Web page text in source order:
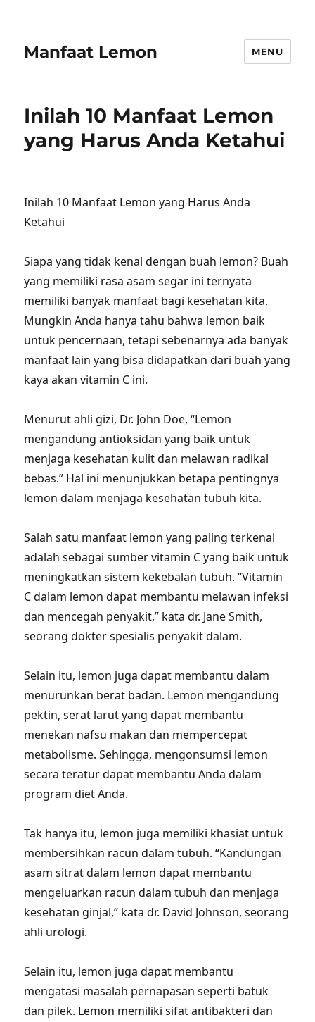
Manfaat Lemon MENU
Inilah 10 Manfaat Lemon
yang Harus Anda Ketahui
Inilah 10 Manfaat Lemon yang Harus Anda
Ketahui
Siapa yang tidak kenal dengan buah lemon? Buah
yang memiliki rasa asam segar ini ternyata
memiliki banyak manfaat bagi kesehatan kita.
Mungkin Anda hanya tahu bahwa lemon baik
untuk pencernaan, tetapi sebenarnya ada banyak
manfaat lain yang bisa didapatkan dari buah yang
kaya akan vitamin C ini.
Menurut ahli gizi, Dr. John Doe, “Lemon
mengandung antioksidan yang baik untuk
menjaga kesehatan kulit dan melawan radikal
bebas.” Hal ini menunjukkan betapa pentingnya
lemon dalam menjaga kesehatan tubuh kita.
Salah satu manfaat lemon yang paling terkenal
adalah sebagai sumber vitamin C yang baik untuk
meningkatkan sistem kekebalan tubuh. “Vitamin
C dalam lemon dapat membantu melawan infeksi
dan mencegah penyakit,” kata dr. Jane Smith,
seorang dokter spesialis penyakit dalam.
Selain itu, lemon juga dapat membantu dalam
menurunkan berat badan. Lemon mengandung
pektin, serat larut yang dapat membantu
menekan nafsu makan dan mempercepat
metabolisme. Sehingga, mengonsumsi lemon
secara teratur dapat membantu Anda dalam
program diet Anda.
Tak hanya itu, lemon juga memiliki khasiat untuk
membersihkan racun dalam tubuh. “Kandungan
asam sitrat dalam lemon dapat membantu
mengeluarkan racun dalam tubuh dan menjaga
kesehatan ginjal,” kata dr. David Johnson, seorang
ahli urologi.
Selain itu, lemon juga dapat membantu
mengatasi masalah pernapasan seperti batuk
dan pilek. Lemon memiliki sifat antibakteri dan